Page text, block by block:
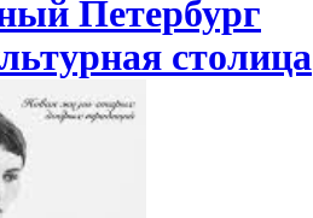
Петербург
столица